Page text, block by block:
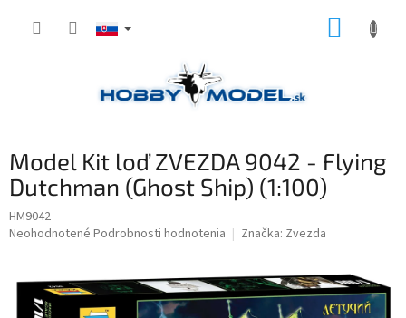
Model Kit loď ZVEZDA 9042 - Flying
Dutchman (Ghost Ship) (1:100)
HM9042
Priemerné
je
Neohodnotené Podrobnosti hodnotenia Značka: Zvezda